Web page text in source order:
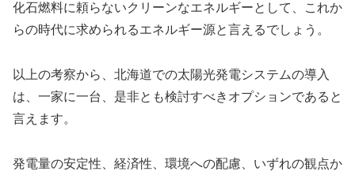
化石燃料に頼らないクリーンなエネルギーとして、これか
らの時代に求められるエネルギー源と言えるでしょう。
以上の考察から、北海道での太陽光発電システムの導入
は、一家に一台、是非とも検討すべきオプションであると
言えます。
発電量の安定性、経済性、環境への配慮、いずれの観点か